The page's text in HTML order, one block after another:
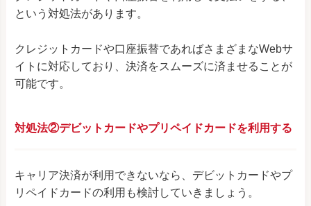
という対処法があります。
クレジットカードや口座振替であればさまざまなWebサ
イトに対応しており、決済をスムーズに済ませることが
可能です。
対処法②デビットカードやプリペイドカードを利用する
キャリア決済が利用できないなら、デビットカードやプ
リペイドカードの利用も検討していきましょう。